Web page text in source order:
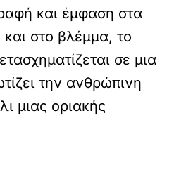
και έμφαση στα
στο βλέμμα, το
σε μια
την ανθρώπινη
μιας οριακής